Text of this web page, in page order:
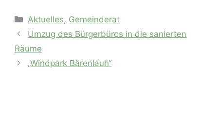
Kategorien
Aktuelles, Gemeinderat
Umzug des Bürgerbüros in die sanierten
Räume
„Windpark Bärenlauh“